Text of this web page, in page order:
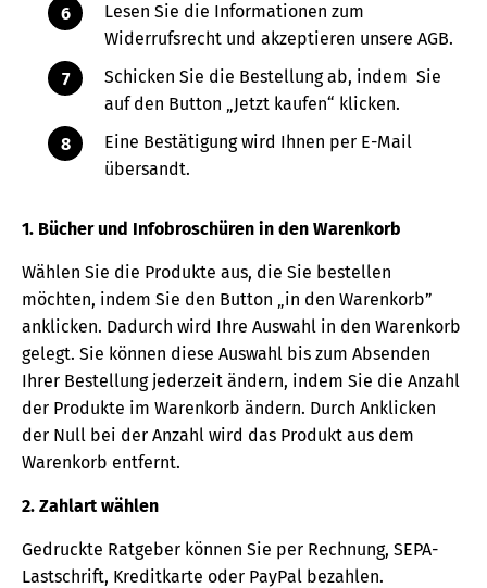
Lesen Sie die Informationen zum
Widerrufsrecht und akzeptieren unsere AGB.
Schicken Sie die Bestellung ab, indem Sie
auf den Button „Jetzt kaufen“ klicken.
Eine Bestätigung wird Ihnen per E-Mail
übersandt.
1. Bücher und Infobroschüren in den Warenkorb
Wählen Sie die Produkte aus, die Sie bestellen
möchten, indem Sie den Button „in den Warenkorb”
anklicken. Dadurch wird Ihre Auswahl in den Warenkorb
gelegt. Sie können diese Auswahl bis zum Absenden
Ihrer Bestellung jederzeit ändern, indem Sie die Anzahl
der Produkte im Warenkorb ändern. Durch Anklicken
der Null bei der Anzahl wird das Produkt aus dem
Warenkorb entfernt.
2. Zahlart wählen
Gedruckte Ratgeber können Sie per Rechnung, SEPA-
Lastschrift, Kreditkarte oder PayPal bezahlen.